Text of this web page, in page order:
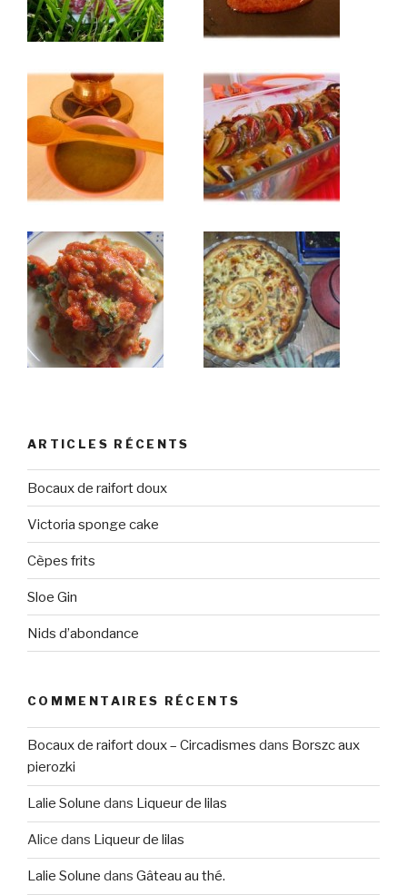
ARTICLES RÉCENTS
Bocaux de raifort doux
Victoria sponge cake
Cèpes frits
Sloe Gin
Nids d’abondance
COMMENTAIRES RÉCENTS
Bocaux de raifort doux – Circadismes dans Borszc aux
pierozki
Lalie Solune dans Liqueur de lilas
Alice dans Liqueur de lilas
Lalie Solune dans Gâteau au thé.